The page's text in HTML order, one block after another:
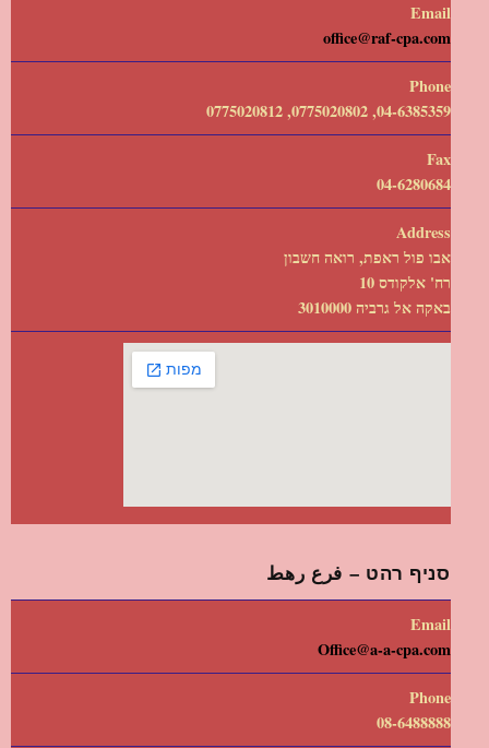
Email
office@raf-cpa.com
Phone
04-6385359, 0775020802, 0775020812
Fax
04-6280684
Address
אבו פול ראפת, רואה חשבון
רח' אלקודס 10
באקה אל גרביה 3010000
סניף רהט – فرع رهط
Email
Office@a-a-cpa.com
Phone
08-6488888